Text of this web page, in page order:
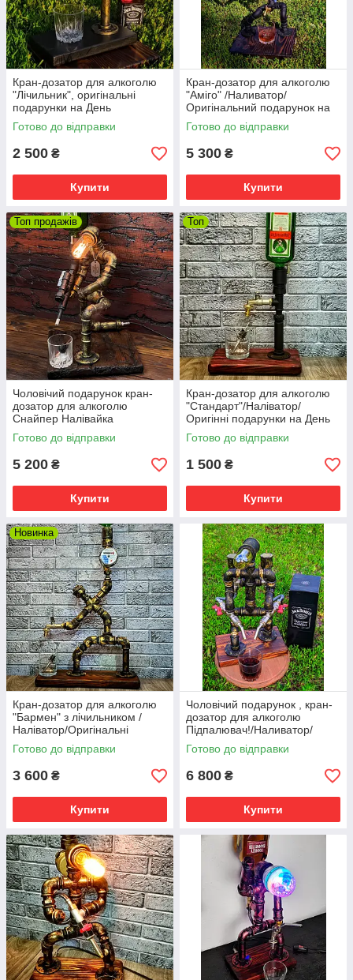
Кран-дозатор для алкоголю
"Лічильник", оригінальні
подарунки на День
Народження!
Готово до відправки
2 500 ₴
Купити
Кран-дозатор для алкоголю
"Аміго" /Наливатор/
Оригінальний подарунок на
день народження!🤠
Готово до відправки
5 300 ₴
Купити
Топ продажів
Чоловічий подарунок кран-
дозатор для алкоголю
Снайпер Налівайка
оригінальні подарунки на
День Народження
Готово до відправки
5 200 ₴
Купити
Топ
Кран-дозатор для алкоголю
"Стандарт"/Наліватор/
Оригінні подарунки на День
народження
Готово до відправки
1 500 ₴
Купити
Новинка
Кран-дозатор для алкоголю
"Бармен" з лічильником /
Наліватор/Оригінальні
подарунки на День
народження
Готово до відправки
3 600 ₴
Купити
Чоловічий подарунок , кран-
дозатор для алкоголю
Підпалювач!/Наливатор/
Вироби із труб/Оригінальний
подарунок
Готово до відправки
6 800 ₴
Купити